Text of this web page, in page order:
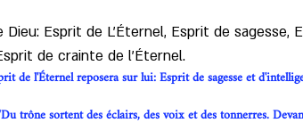
Esprit de L'Éternel, Esprit de sagesse,
de crainte de l'Éternel.
de l'Éternel reposera sur lui: Esprit de sagesse et
trône sortent des éclairs, des voix et des tonnerres.